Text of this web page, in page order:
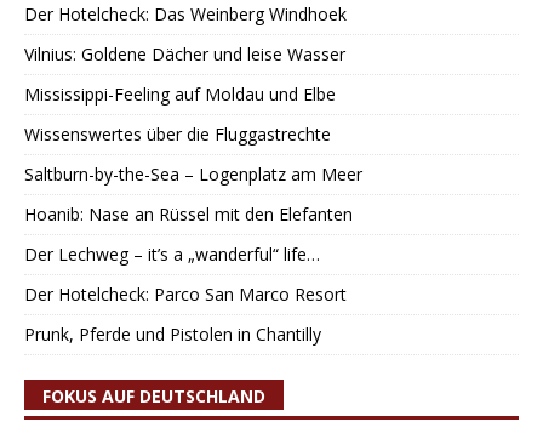
Der Hotelcheck: Das Weinberg Windhoek
Vilnius: Goldene Dächer und leise Wasser
Mississippi-Feeling auf Moldau und Elbe
Wissenswertes über die Fluggastrechte
Saltburn-by-the-Sea – Logenplatz am Meer
Hoanib: Nase an Rüssel mit den Elefanten
Der Lechweg – it’s a „wanderful“ life…
Der Hotelcheck: Parco San Marco Resort
Prunk, Pferde und Pistolen in Chantilly
FOKUS AUF DEUTSCHLAND